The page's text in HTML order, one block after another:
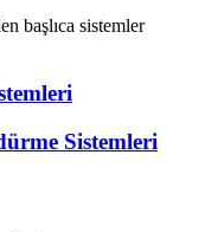
başlıca sistemler
Sistemleri